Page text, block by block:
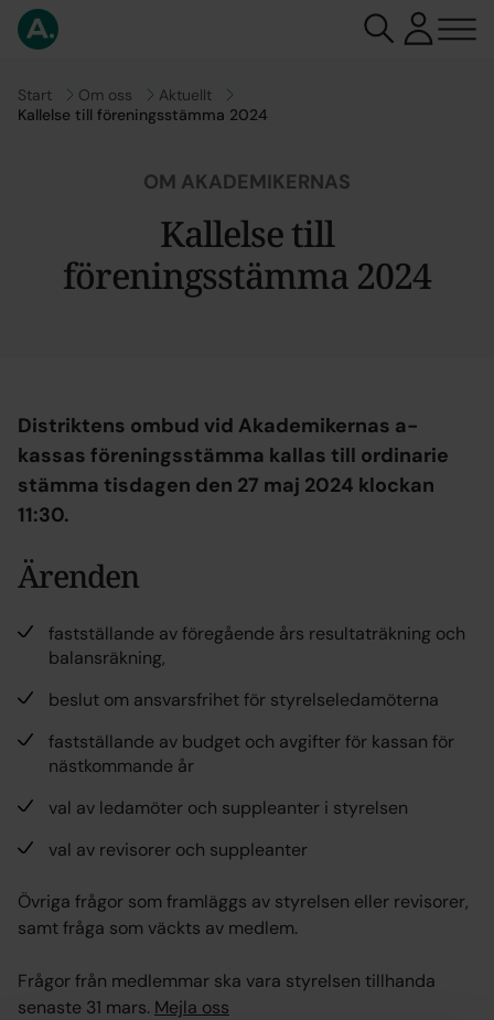
Gå till
Start Gå till
Om oss Gå till
Aktuellt
Kallelse till föreningsstämma 2024
OM AKADEMIKERNAS
Kallelse till
föreningsstämma 2024
Distriktens ombud vid Akademikernas a-
kassas föreningsstämma kallas till ordinarie
stämma tisdagen den 27 maj 2024 klockan
11:30.
Ärenden
fastställande av föregående års resultaträkning och
balansräkning,
beslut om ansvarsfrihet för styrelseledamöterna
fastställande av budget och avgifter för kassan för
nästkommande år
val av ledamöter och suppleanter i styrelsen
val av revisorer och suppleanter
Övriga frågor som framläggs av styrelsen eller revisorer,
samt fråga som väckts av medlem.
Frågor från medlemmar ska vara styrelsen tillhanda
senaste 31 mars. Mejla oss